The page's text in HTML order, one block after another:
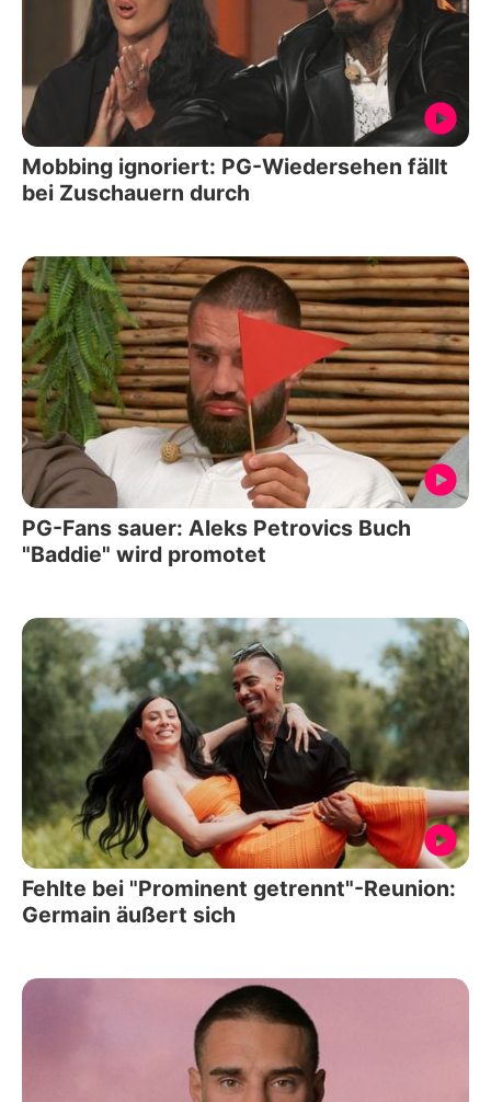
Mobbing ignoriert: PG-Wiedersehen fällt
bei Zuschauern durch
PG-Fans sauer: Aleks Petrovics Buch
"Baddie" wird promotet
Fehlte bei "Prominent getrennt"-Reunion:
Germain äußert sich